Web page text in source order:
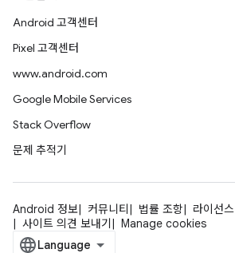
Android 고객센터
Pixel 고객센터
www.android.com
Google Mobile Services
Stack Overflow
문제 추적기
Android 정보 커뮤니티 법률 조항 라이선스
사이트 의견 보내기
Manage cookies